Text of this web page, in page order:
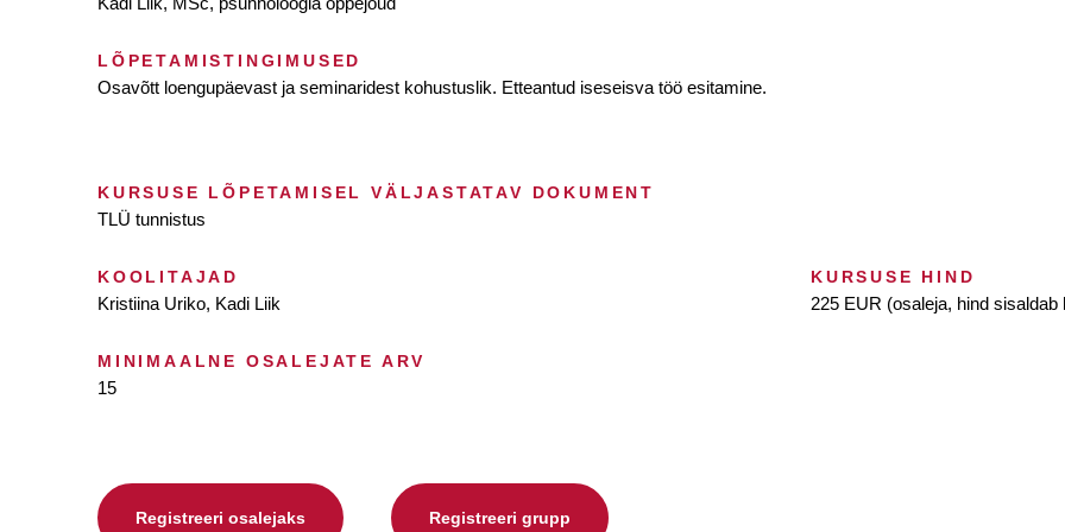
LÕPETAMISTINGIMUSED
Osavõtt loengupäevast ja seminaridest kohustuslik. Etteantud iseseisva töö esitamine.
KURSUSE LÕPETAMISEL VÄLJASTATAV DOKUMENT
TLÜ tunnistus
KOOLITAJAD
Kristiina Uriko, Kadi Liik
KURSUSE HIND
225 EUR (osaleja, hind sisaldab
MINIMAALNE OSALEJATE ARV
15
Registreeri osalejaks Registreeri grupp